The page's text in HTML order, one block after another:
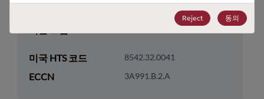
DRAM & SRAM
미국 HTS 코드 8542.32.0041
ECCN 3A991.B.2.A
Reject 동의